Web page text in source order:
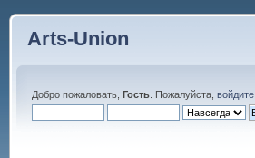
Arts-Union
Добро пожаловать, Гость. Пожалуйста, войдите